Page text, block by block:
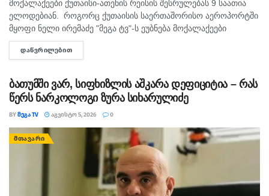
მოქალაქეები ქუთაისი-ათენის რეისის შესრულებას 9 საათია
ელოდებიან. როგორც ქუთაისის საერთაშორისო აეროპორტში
მყოფი ნელი ირემაძე "მეგა ტვ"-ს ეუბნება მოქალაქეები
შუაღამის შემდეგ ელოდებიან რეისს, თუმცა მათი ფრენა უკვე
ორჯერ გადაიდო. მისივე თქმით...
ᲓᲐᲬᲕᲠᲘᲚᲔᲑᲘᲗ
ბათუმში ვარ, სიფხიზლის აშკარა დეფიციტია – რას
წერს ნარკოლოგი ზურა სიხარულიძე
BYᲛᲔᲒᲐ TV ᲐᲒᲕᲘᲡᲢᲝ 5, 2026 0
ᲛᲗᲐᲕᲐᲠᲘ